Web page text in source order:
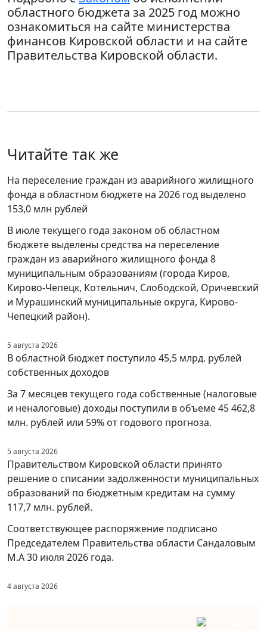
областного бюджета за 2025 год можно
ознакомиться на сайте министерства
финансов Кировской области и на сайте
Правительства Кировской области.
Читайте так же
На переселение граждан из аварийного жилищного
фонда в областном бюджете на 2026 год выделено
153,0 млн рублей
В июле текущего года законом об областном
бюджете выделены средства на переселение
граждан из аварийного жилищного фонда 8
муниципальным образованиям (города Киров,
Кирово-Чепецк, Котельнич, Слободской, Оричевский
и Мурашинский муниципальные округа, Кирово-
Чепецкий район).
5 августа 2026
В областной бюджет поступило 45,5 млрд. рублей
собственных доходов
За 7 месяцев текущего года собственные (налоговые
и неналоговые) доходы поступили в объеме 45 462,8
млн. рублей или 59% от годового прогноза.
5 августа 2026
Правительством Кировской области принято
решение о списании задолженности муниципальных
образований по бюджетным кредитам на сумму
117,7 млн. рублей.
Соответствующее распоряжение подписано
Председателем Правительства области Сандаловым
М.А 30 июля 2026 года.
4 августа 2026